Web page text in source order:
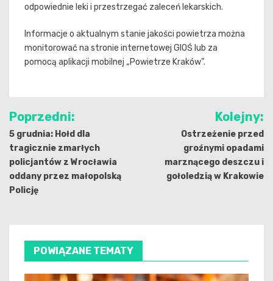
odpowiednie leki i przestrzegać zaleceń lekarskich.
Informacje o aktualnym stanie jakości powietrza można
monitorować na stronie internetowej GIOŚ lub za
pomocą aplikacji mobilnej „Powietrze Kraków”.
Nawigacja
wpisu
Poprzedni:
5 grudnia: Hołd dla
tragicznie zmarłych
policjantów z Wrocławia
oddany przez małopolską
Policję
Kolejny:
Ostrzeżenie przed
groźnymi opadami
marznącego deszczu i
gołoledzią w Krakowie
POWIĄZANE TEMATY